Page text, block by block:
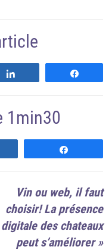
1min30
Vin ou web, il faut
choisir! La présence
digitale des chateaux
peut s’améliorer»